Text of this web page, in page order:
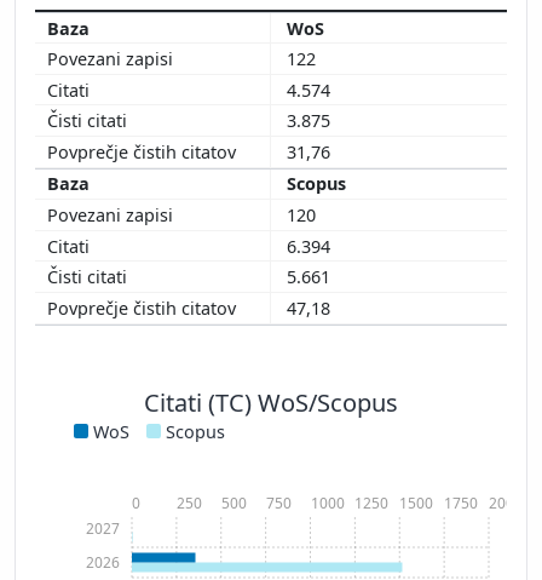
WoS
122
4.574
3.875
31,76
Scopus
120
6.394
5.661
47,18
Citati (TC) WoS/Scopus
WoS Scopus
2026
2027
0 250 500 750 1000 1250 1500 1750 2000